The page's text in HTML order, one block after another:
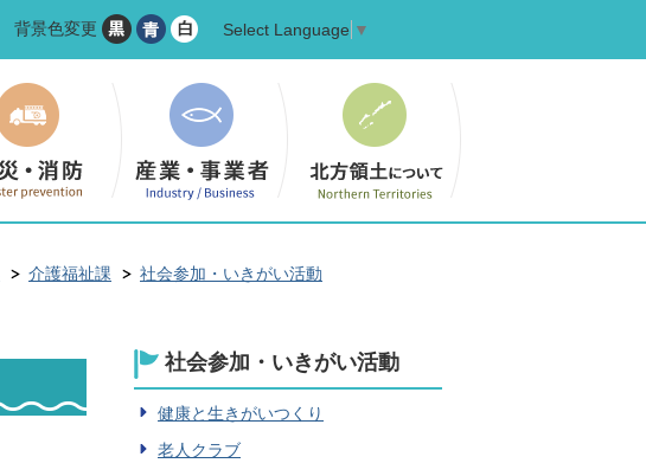
背景色変更 Select Language ▼
介護福祉課
社会参加・いきがい活動
社会参加・いきがい活動
健康と生きがいつくり
老人クラブ